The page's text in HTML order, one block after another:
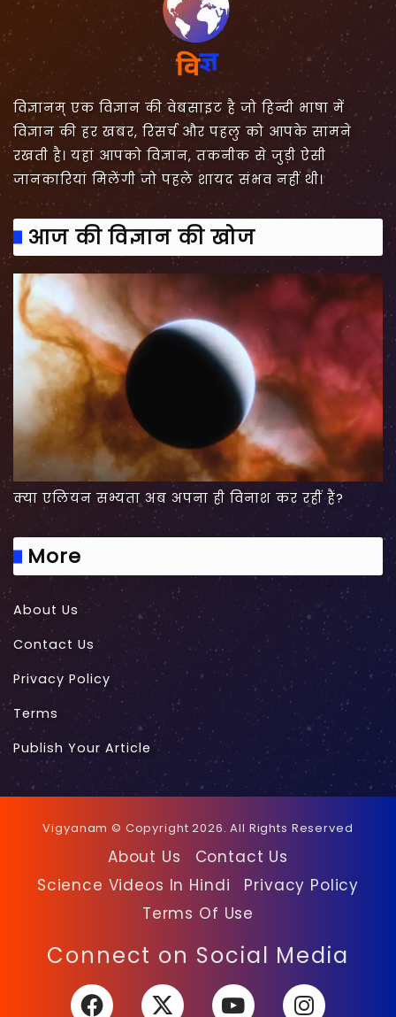
विज्ञानम् एक विज्ञान की वेबसाइट है जो हिन्दी भाषा में
विज्ञान की हर खबर, रिसर्च और पहलु को आपके सामने
रखती है। यहां आपको विज्ञान, तकनीक से जुड़ी ऐसी
जानकारियां मिलेंगी जो पहले शायद संभव नहीं थी।
आज की विज्ञान की खोज
क्या एलियन सभ्यता अब अपना ही विनाश कर रहीं हैं?
More
About Us
Contact Us
Privacy Policy
Terms
Publish Your Article
Vigyanam © Copyright 2026. All Rights Reserved
About Us
Contact Us
Science Videos In Hindi
Privacy Policy
Terms Of Use
FacebookX YouTube